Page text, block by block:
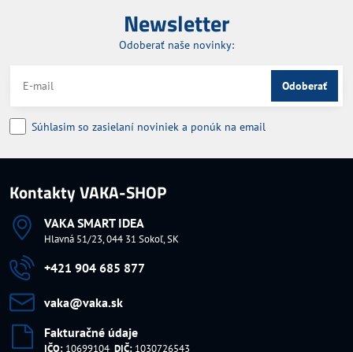
Newsletter
Odoberať naše novinky:
Odoberať
Súhlasim so zasielaní noviniek a ponúk na email
Kontakty VAKA-SHOP
VAKA SMART IDEA
Hlavná 51/23, 044 31 Sokoľ, SK
+421 904 685 877
vaka​@vaka​.sk
Fakturačné údaje
IČO: 10699104 DIČ: 1030726543